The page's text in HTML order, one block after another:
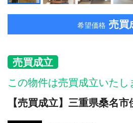
希望価格 売買
売買成立
この物件は売買成立いたし
【売買成立】三重県桑名